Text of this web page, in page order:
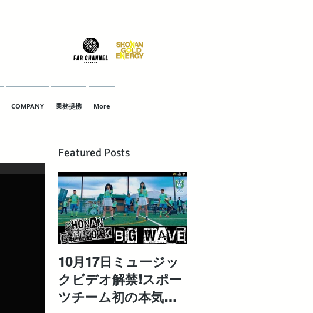
COMPANY 業務提携 More
Featured Posts
10月17日ミュージッ
クビデオ解禁!スポー
ツチーム初の本気の